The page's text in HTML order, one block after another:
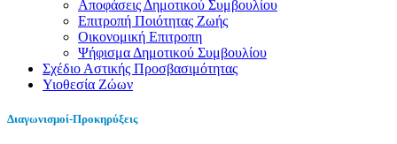
Αποφάσεις Δημοτικού Συμβουλίου
Επιτροπή Ποιότητας Ζωής
Οικονομική Επιτροπη
Ψήφισμα Δημοτικού Συμβουλίου
Σχέδιο Αστικής Προσβασιμότητας
Υιοθεσία Ζώων
Διαγωνισμοί-Προκηρύξεις